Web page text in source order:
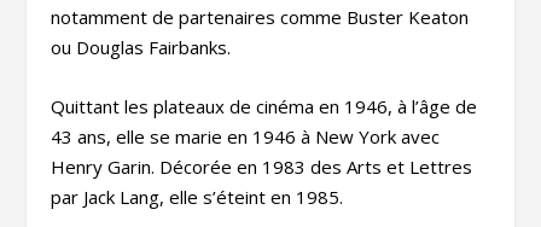
notamment de partenaires comme Buster Keaton
ou Douglas Fairbanks.
Quittant les plateaux de cinéma en 1946, à l’âge de
43 ans, elle se marie en 1946 à New York avec
Henry Garin. Décorée en 1983 des Arts et Lettres
par Jack Lang, elle s’éteint en 1985.